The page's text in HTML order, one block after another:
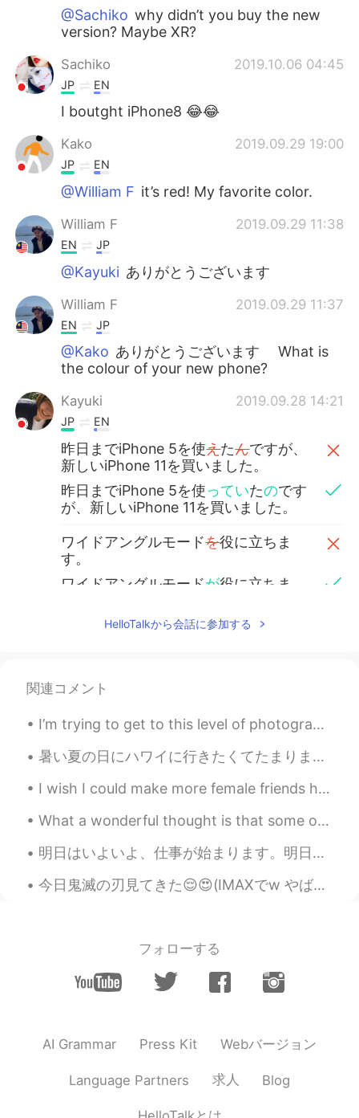
@Sachiko why didn’t you buy the new
version? Maybe XR?
Sachiko 2019.10.06 04:45
JP EN
I boutght iPhone8 😂😂
Kako 2019.09.29 19:00
JP EN
@William F it’s red! My favorite color.
William F 2019.09.29 11:38
EN JP
@Kayuki ありがとうございます
William F 2019.09.29 11:37
EN JP
@Kako ありがとうございます What is
the colour of your new phone?
Kayuki 2019.09.28 14:21
JP EN
昨日までiPhone 5を使えたんですが、
新しいiPhone 11を買いました。
昨日までiPhone 5を使っていたのです
が、新しいiPhone 11を買いました。
ワイドアングルモードを役に立ちま
す。
ワイドアングルモードが役に立ちま
I change my phone too. Slip typing is
るので、 「ワイドアングルモードは便利で
JP EN
ワイドアングルモードを 役に立ちま
ワイドアングルモードは役に立ちま
す。
HelloTalkから会話に参加する
関連コメント
I’m trying to get to this level of photography 😭😎. -California / San Diego (Coastal shots) 📸📸...
暑い夏の日にハワイに行きたくてたまりませんね 😌 でも、余裕がないので、その代わりに赤坂見附の辺のホノルルという喫茶店に行きました 😂🌴🌺 ここでいくつか美味しいハワイ風のおやつがあります。...
I wish I could make more female friends here!🎀 But it’s too bad~ Because it seems like they want ...
What a wonderful thought is that some of the best days of our lives haven’t happened yet! Don’t w...
明日はいよいよ、仕事が始まります。明日は入社して、新しいチームと新しい仕事に挑戦します。仕事の内容自体が一緒だけれど違う業界で行うので色々学びと慣れが待っているに違いない。日本語で仕事をするのも...
今日鬼滅の刃見てきた😌😍(IMAXでw やばい) 漫画読んでたから心の準備できた☺ でも、それでも悲しくて😭 人が多くてちゃんと泣けなくて、歩く時は重く感じながら帰ってきた笑笑 悲しさが重くて頭...
フォローする
AI Grammar Press Kit Webバージョン
Language Partners 求人 Blog